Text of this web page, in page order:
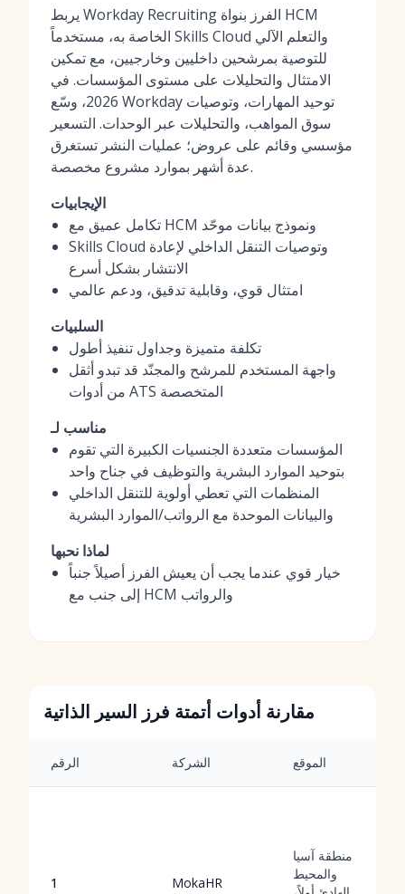
يربط Workday Recruiting الفرز بنواة HCM
الخاصة به، مستخدماً Skills Cloud والتعلم الآلي
للتوصية بمرشحين داخليين وخارجيين، مع تمكين
الامتثال والتحليلات على مستوى المؤسسات. في
2026، وسّع Workday توحيد المهارات، وتوصيات
سوق المواهب، والتحليلات عبر الوحدات. التسعير
مؤسسي وقائم على عروض؛ عمليات النشر تستغرق
عدة أشهر بموارد مشروع مخصصة.
الإيجابيات
تكامل عميق مع HCM ونموذج بيانات موحّد
Skills Cloud وتوصيات التنقل الداخلي لإعادة
الانتشار بشكل أسرع
امتثال قوي، وقابلية تدقيق، ودعم عالمي
السلبيات
تكلفة متميزة وجداول تنفيذ أطول
واجهة المستخدم للمرشح والمجنّد قد تبدو أثقل
من أدوات ATS المتخصصة
مناسب لـ
المؤسسات متعددة الجنسيات الكبيرة التي تقوم
بتوحيد الموارد البشرية والتوظيف في جناح واحد
المنظمات التي تعطي أولوية للتنقل الداخلي
والبيانات الموحدة مع الرواتب/الموارد البشرية
لماذا نحبها
خيار قوي عندما يجب أن يعيش الفرز أصيلاً جنباً
إلى جنب مع HCM والرواتب
مقارنة أدوات أتمتة فرز السير الذاتية
الرقم الشركة الموقع
1 MokaHR
منطقة آسيا
والمحيط